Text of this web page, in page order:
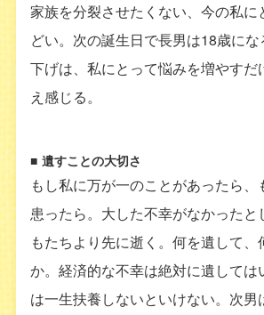
家族を分裂させたくない、今の私に
どい。次の誕生日で長男は18歳にな
下げは、私にとって悩みを増やすだ
え感じる。
■ 遺すことの大切さ
もし私に万が一のことがあったら、
患ったら。大した不幸がなかったと
もたちより先に逝く。何を遺して、
か。経済的な不幸は絶対に遺しては
は一生扶養しないといけない。次男